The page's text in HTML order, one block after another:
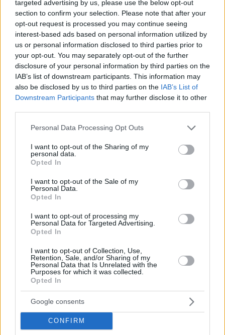
targeted advertising by us, please use the below opt-out
section to confirm your selection. Please note that after your
opt-out request is processed you may continue seeing
interest-based ads based on personal information utilized by
us or personal information disclosed to third parties prior to
your opt-out. You may separately opt-out of the further
disclosure of your personal information by third parties on the
IAB’s list of downstream participants. This information may
also be disclosed by us to third parties on the IAB’s List of
Downstream Participants that may further disclose it to other
Please note that this website/app uses one or more Google
not limited to your visit or usage behaviour. You may click to
grant or deny consent to Google and its third-party tags to
use your data for below specified purposes in below Google
consent section.
Personal Data Processing Opt Outs
I want to opt-out of the Sharing of my
personal data.
Opted In
I want to opt-out of the Sale of my
Personal Data.
Opted In
I want to opt-out of processing my
Personal Data for Targeted Advertising.
Opted In
I want to opt-out of Collection, Use,
Retention, Sale, and/or Sharing of my
Personal Data that Is Unrelated with the
Purposes for which it was collected.
Opted In
Google consents
CONFIRM